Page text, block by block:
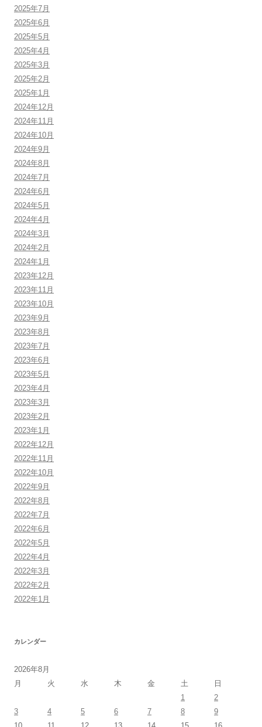
2025年7月
2025年6月
2025年5月
2025年4月
2025年3月
2025年2月
2025年1月
2024年12月
2024年11月
2024年10月
2024年9月
2024年8月
2024年7月
2024年6月
2024年5月
2024年4月
2024年3月
2024年2月
2024年1月
2023年12月
2023年11月
2023年10月
2023年9月
2023年8月
2023年7月
2023年6月
2023年5月
2023年4月
2023年3月
2023年2月
2023年1月
2022年12月
2022年11月
2022年10月
2022年9月
2022年8月
2022年7月
2022年6月
2022年5月
2022年4月
2022年3月
2022年2月
2022年1月
カレンダー
2026年8月
月
火 水 木 金 土
日
1
2
3
4 5 6 7 8
9